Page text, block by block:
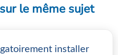
le même sujet
installer